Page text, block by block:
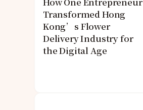
Transformed Hong
Kong’s Flower
Delivery Industry for
the Digital Age